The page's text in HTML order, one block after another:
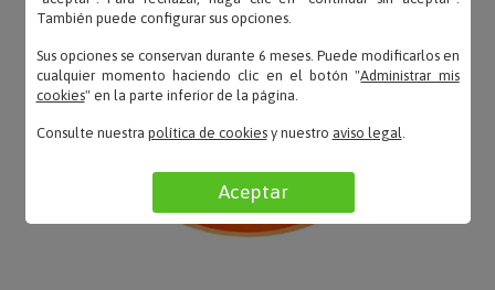
También puede configurar sus opciones.
Sus opciones se conservan durante 6 meses. Puede modificarlos en
cualquier momento haciendo clic en el botón "Administrar mis
cookies" en la parte inferior de la página.
Consulte nuestra política de cookiesy nuestro aviso legal.
Aceptar